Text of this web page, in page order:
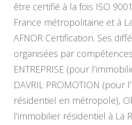
être certifié à la fois ISO
France métropolitaine et à
AFNOR Certification. Ses
organisées par compétences
ENTREPRISE (pour
DAVRIL PROMOTION (pour
résidentiel en métropole),
l’immobilier résidentiel à La